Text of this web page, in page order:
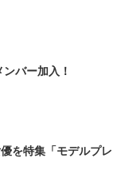
バー加入！
を特集「モデルプレ